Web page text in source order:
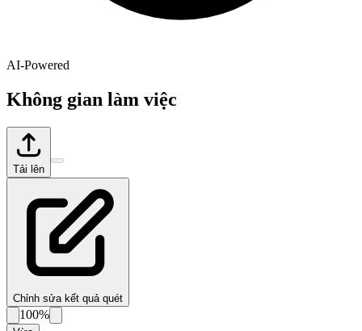
AI-Powered
Không gian làm việc
Tải lên
Chỉnh sửa kết quả quét
100%